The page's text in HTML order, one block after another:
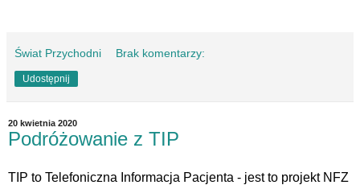
Świat Przychodni Brak komentarzy:
Udostępnij
20 kwietnia 2020
Podróżowanie z TIP
TIP to Telefoniczna Informacja Pacjenta - jest to projekt NFZ